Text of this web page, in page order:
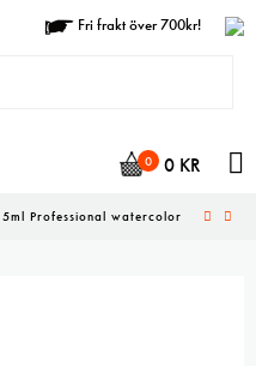
Fri frakt över 700kr!
0 0 KR
Professional watercolor